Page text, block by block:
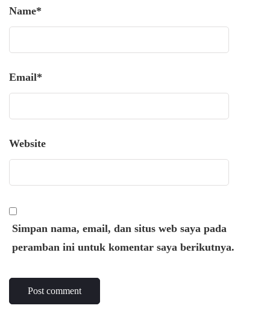
Name*
Email*
Website
Simpan nama, email, dan situs web saya pada
peramban ini untuk komentar saya berikutnya.